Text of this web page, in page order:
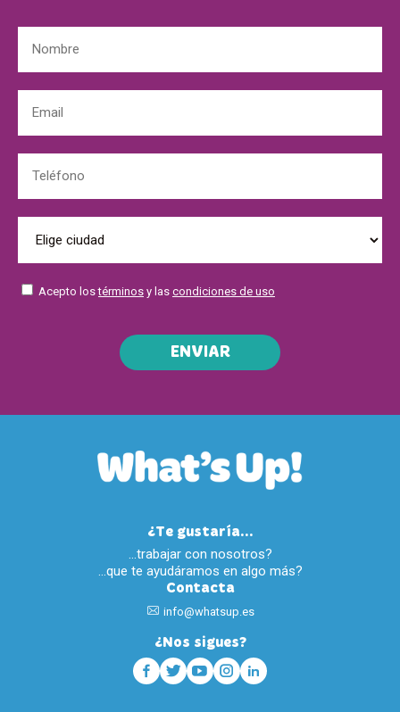
Acepto lostérminos y las condiciones de uso
ENVIAR
¿Te gustaría...
…trabajar con nosotros?
…que te ayudáramos en algo más?
Contacta
info@whatsup.es
¿Nos sigues?